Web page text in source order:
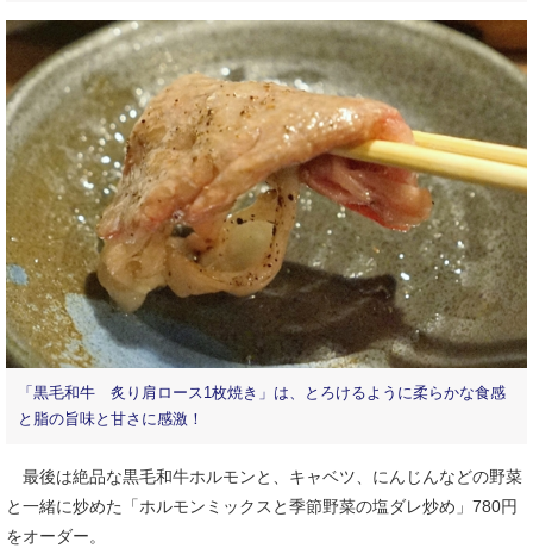
「黒毛和牛 炙り肩ロース1枚焼き」は、とろけるように柔らかな食感
と脂の旨味と甘さに感激！
最後は絶品な黒毛和牛ホルモンと、キャベツ、にんじんなどの野菜
と一緒に炒めた「ホルモンミックスと季節野菜の塩ダレ炒め」780円
をオーダー。